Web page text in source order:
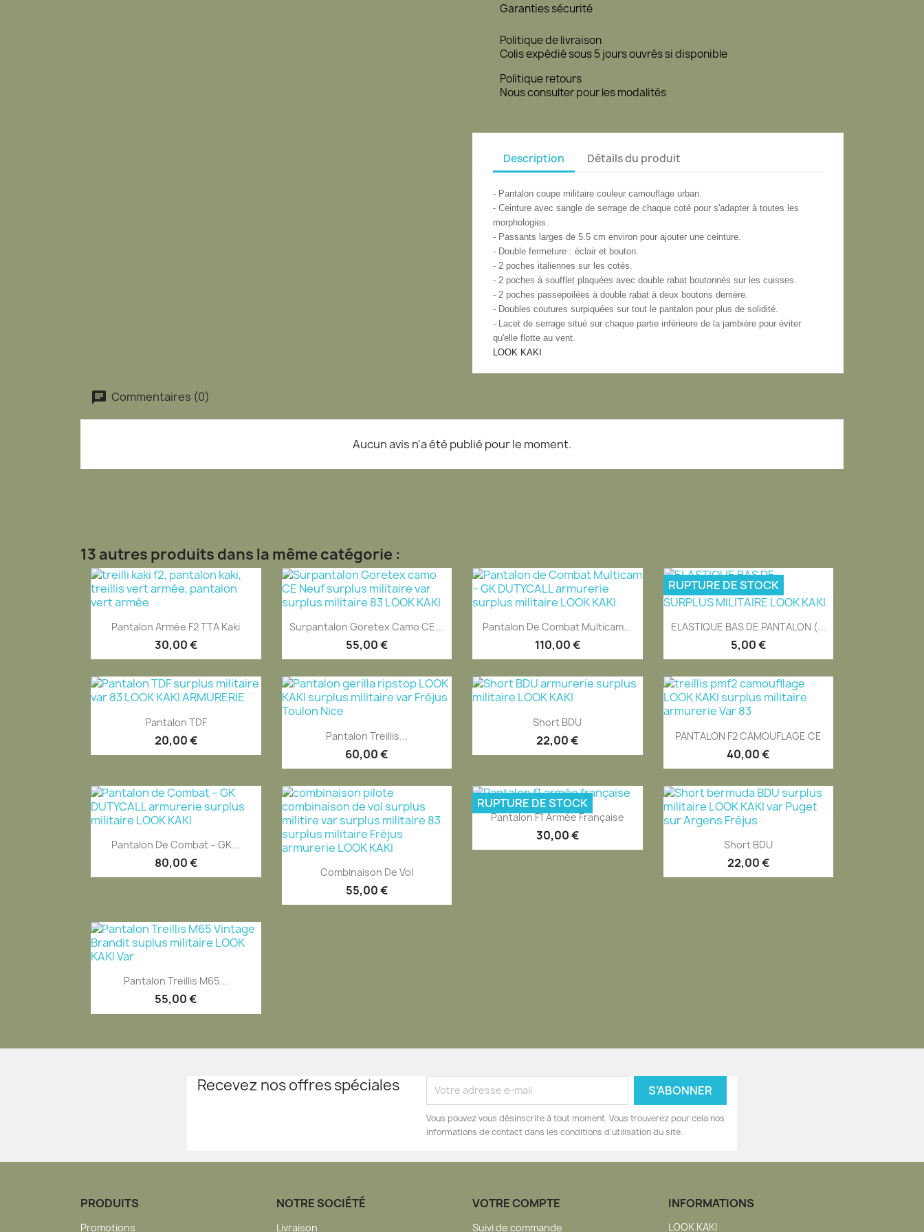
Garanties sécurité
Politique de livraison
Colis expédié sous 5 jours ouvrés si disponible
Politique retours
Nous consulter pour les modalités
Description Détails du produit
- Pantalon coupe militaire couleur camouflage urban.
- Ceinture avec sangle de serrage de chaque coté pour s'adapter à toutes les
morphologies.
- Passants larges de 5.5 cm environ pour ajouter une ceinture.
- Double fermeture : éclair et bouton.
- 2 poches italiennes sur les cotés.
- 2 poches à soufflet plaquées avec double rabat boutonnés sur les cuisses.
- 2 poches passepoilées à double rabat à deux boutons derrière.
- Doubles coutures surpiquées sur tout le pantalon pour plus de solidité.
- Lacet de serrage situé sur chaque partie inférieure de la jambière pour éviter
qu'elle flotte au vent.
LOOK KAKI
Commentaires (0)
Aucun avis n'a été publié pour le moment.
13 autres produits dans la même catégorie :
Aperçu rapide
Pantalon Armée F2 TTA Kaki
30,00 €
EXCLUSIVITÉ WEB
Aperçu rapide
Surpantalon Goretex Camo CE...
55,00 €
 Aperçu rapide
Pantalon De Combat Multicam...
110,00 €
Aperçu rapide
ELASTIQUE BAS DE PANTALON (...
5,00 €
RUPTURE DE STOCK
Aperçu rapide
Pantalon TDF
20,00 € Aperçu rapide
Pantalon Treillis...
60,00 €
Aperçu rapide
Short BDU
22,00 € Aperçu rapide
PANTALON F2 CAMOUFLAGE CE
40,00 €
Aperçu rapide
Pantalon De Combat – GK...
80,00 € Aperçu rapide
Combinaison De Vol
55,00 €
Aperçu rapide
Pantalon F1 Armée Française
30,00 €
RUPTURE DE STOCK
Aperçu rapide
Short BDU
22,00 €
Aperçu rapide
Pantalon Treillis M65...
55,00 €
Recevez nos offres spéciales
Vous pouvez vous désinscrire à tout moment. Vous trouverez pour cela nos
informations de contact dans les conditions d'utilisation du site.
PRODUITS
Promotions
NOTRE SOCIÉTÉ
Livraison
VOTRE COMPTE
Suivi de commande
INFORMATIONS
LOOK KAKI